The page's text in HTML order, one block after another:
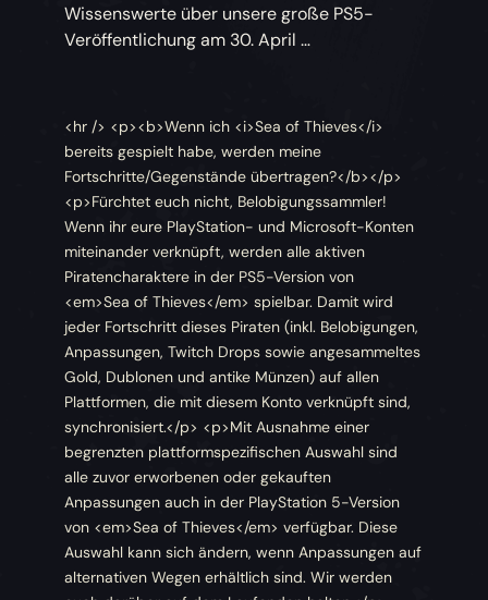
Wissenswerte über unsere große PS5-
Veröffentlichung am 30. April …
<hr /> <p><b>Wenn ich <i>Sea of Thieves</i>
bereits gespielt habe, werden meine
Fortschritte/Gegenstände übertragen?</b></p>
<p>Fürchtet euch nicht, Belobigungssammler!
Wenn ihr eure PlayStation- und Microsoft-Konten
miteinander verknüpft, werden alle aktiven
Piratencharaktere in der PS5-Version von
<em>Sea of Thieves</em> spielbar. Damit wird
jeder Fortschritt dieses Piraten (inkl. Belobigungen,
Anpassungen, Twitch Drops sowie angesammeltes
Gold, Dublonen und antike Münzen) auf allen
Plattformen, die mit diesem Konto verknüpft sind,
synchronisiert.</p> <p>Mit Ausnahme einer
begrenzten plattformspezifischen Auswahl sind
alle zuvor erworbenen oder gekauften
Anpassungen auch in der PlayStation 5-Version
von <em>Sea of Thieves</em> verfügbar. Diese
Auswahl kann sich ändern, wenn Anpassungen auf
alternativen Wegen erhältlich sind. Wir werden